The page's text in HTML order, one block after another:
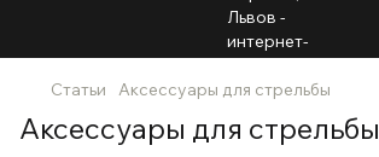
Статьи Аксессуары для стрельбы
Аксессуары для стрельбы